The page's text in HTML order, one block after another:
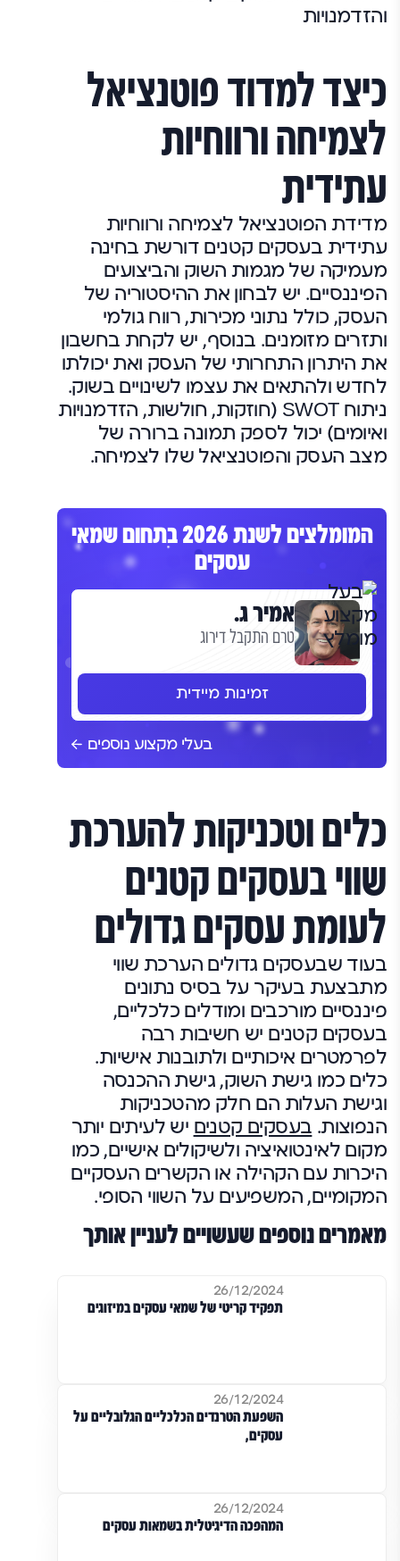
כיצד למדוד פוטנציאל
לצמיחה ורווחיות
עתידית
מדידת הפוטנציאל לצמיחה ורווחיות
עתידית בעסקים קטנים דורשת בחינה
מעמיקה של מגמות השוק והביצועים
הפיננסיים. יש לבחון את ההיסטוריה של
העסק, כולל נתוני מכירות, רווח גולמי
ותזרים מזומנים. בנוסף, יש לקחת בחשבון
את היתרון התחרותי של העסק ואת יכולתו
לחדש ולהתאים את עצמו לשינויים בשוק.
ניתוח SWOT (חוזקות, חולשות, הזדמנויות
ואיומים) יכול לספק תמונה ברורה של
מצב העסק והפוטנציאל שלו לצמיחה.
המומלצים לשנת 2026 בתחום שמאי
עסקים
אמיר ג.
טרם התקבל דירוג
זמינות מיידית
בעלי מקצוע נוספים
כלים וטכניקות להערכת
שווי בעסקים קטנים
לעומת עסקים גדולים
בעוד שבעסקים גדולים הערכת שווי
מתבצעת בעיקר על בסיס נתונים
פיננסיים מורכבים ומודלים כלכליים,
בעסקים קטנים יש חשיבות רבה
לפרמטרים איכותיים ולתובנות אישיות.
כלים כמו גישת השוק, גישת ההכנסה
וגישת העלות הם חלק מהטכניקות
הנפוצות. בעסקים קטנים יש לעיתים יותר
מקום לאינטואיציה ולשיקולים אישיים, כמו
היכרות עם הקהילה או הקשרים העסקיים
המקומיים, המשפיעים על השווי הסופי.
מאמרים נוספים שעשויים לעניין אותך
26/12/2024
תפקיד קריטי של שמאי עסקים במיזוגים
26/12/2024
השפעת הטרנדים הכלכליים הגלובליים על
עסקים,
26/12/2024
המהפכה הדיגיטלית בשמאות עסקים